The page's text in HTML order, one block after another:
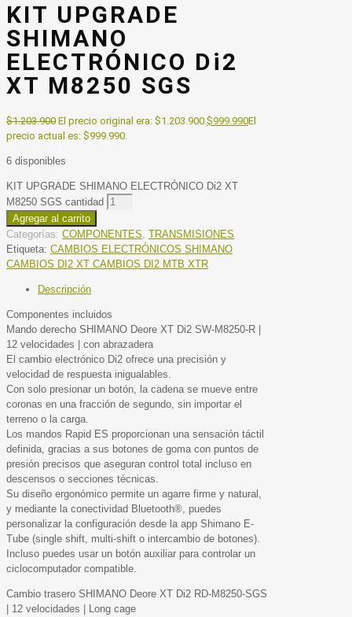
KIT UPGRADE
SHIMANO
ELECTRÓNICO Di2
XT M8250 SGS
$1.203.900 El precio original era: $1.203.900.$999.990El
precio actual es: $999.990.
6 disponibles
KIT UPGRADE SHIMANO ELECTRÓNICO Di2 XT
M8250 SGS cantidad
Agregar al carrito
Categorías: COMPONENTES, TRANSMISIONES
Etiqueta: CAMBIOS ELECTRÓNICOS SHIMANO
CAMBIOS DI2 XT CAMBIOS DI2 MTB XTR
Descripción
Componentes incluidos
Mando derecho SHIMANO Deore XT Di2 SW-M8250-R |
12 velocidades | con abrazadera
El cambio electrónico Di2 ofrece una precisión y
velocidad de respuesta inigualables.
Con solo presionar un botón, la cadena se mueve entre
coronas en una fracción de segundo, sin importar el
terreno o la carga.
Los mandos Rapid ES proporcionan una sensación táctil
definida, gracias a sus botones de goma con puntos de
presión precisos que aseguran control total incluso en
descensos o secciones técnicas.
Su diseño ergonómico permite un agarre firme y natural,
y mediante la conectividad Bluetooth®, puedes
personalizar la configuración desde la app Shimano E-
Tube (single shift, multi-shift o intercambio de botones).
Incluso puedes usar un botón auxiliar para controlar un
ciclocomputador compatible.
Cambio trasero SHIMANO Deore XT Di2 RD-M8250-SGS
| 12 velocidades | Long cage